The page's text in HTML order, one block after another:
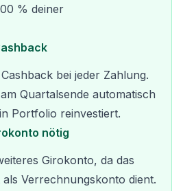
% deiner
bei jeder Zahlung.
Quartalsende automatisch
Portfolio reinvestiert.
nötig
Girokonto, da das
Verrechnungskonto dient.